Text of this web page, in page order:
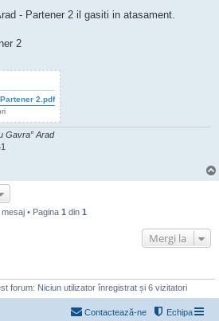
- Partener 2 il gasiti in atasament.
2
2.pdf
Gavra” Arad
mesaj • Pagina 1 din 1
Mergi la
forum: Niciun utilizator înregistrat și 6 vizitatori
Echipa
Contactează-ne